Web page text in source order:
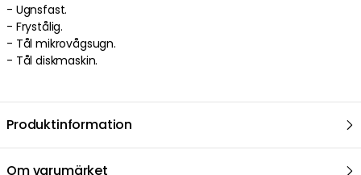
- Ugnsfast.
- Frystålig.
- Tål mikrovågsugn.
- Tål diskmaskin.
Produktinformation
Om varumärket